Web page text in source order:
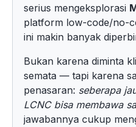
serius mengeksplorasi
platform low-code/no-
ini makin banyak
Bukan karena diminta
semata — tapi karena
penasaran: seberapa
LCNC bisa membawa
jawabannya cukup